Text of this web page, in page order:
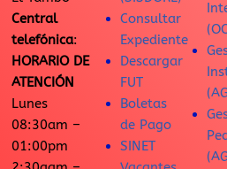
Central
telefónica:
HORARIO DE
ATENCIÓN
Lunes
08:30am –
01:00pm
Consultar
Expediente
Descargar
FUT
Boletas
de Pago
SINET